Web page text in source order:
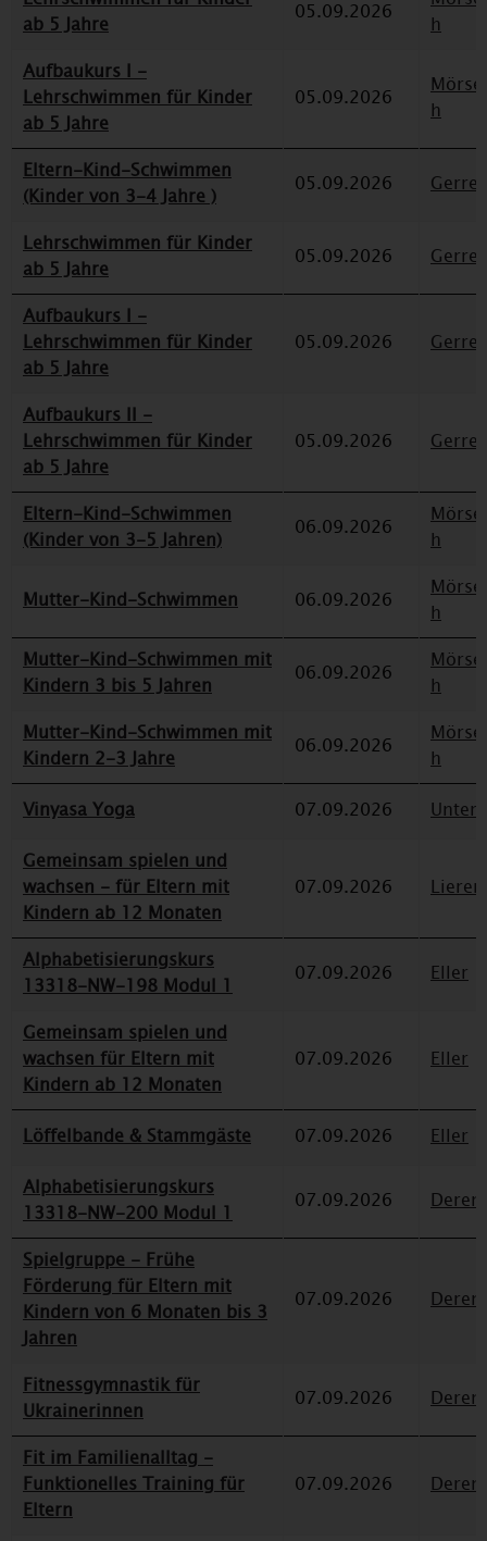
ab 5 Jahre
05.09.2026
h
Aufbaukurs I -
Lehrschwimmen für Kinder
ab 5 Jahre
05.09.2026
h
Eltern-Kind-Schwimmen
(Kinder von 3-4 Jahre )
05.09.2026
Lehrschwimmen für Kinder
ab 5 Jahre
05.09.2026
Aufbaukurs I -
Lehrschwimmen für Kinder
ab 5 Jahre
05.09.2026
Aufbaukurs II -
Lehrschwimmen für Kinder
ab 5 Jahre
05.09.2026
Eltern-Kind-Schwimmen
(Kinder von 3-5 Jahren)
06.09.2026
h
Mutter-Kind-Schwimmen 06.09.2026
h
Mutter-Kind-Schwimmen mit
Kindern 3 bis 5 Jahren
06.09.2026
h
Mutter-Kind-Schwimmen mit
Kindern 2-3 Jahre
06.09.2026
h
Vinyasa Yoga
07.09.2026
Gemeinsam spielen und
wachsen - für Eltern mit
Kindern ab 12 Monaten
07.09.2026
Alphabetisierungskurs
13318-NW-198 Modul 1
07.09.2026 Eller
Gemeinsam spielen und
wachsen für Eltern mit
Kindern ab 12 Monaten
07.09.2026 Eller
Löffelbande & Stammgäste 07.09.2026
Eller
Alphabetisierungskurs
13318-NW-200 Modul 1
07.09.2026
Spielgruppe - Frühe
Förderung für Eltern mit
Kindern von 6 Monaten bis 3
Jahren
07.09.2026
Fitnessgymnastik für
Ukrainerinnen
07.09.2026
Fit im Familienalltag -
Funktionelles Training für
Eltern
07.09.2026